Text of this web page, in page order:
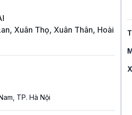
Xuân Thọ, Xuân Thân, Hoài
TP. Hà Nội